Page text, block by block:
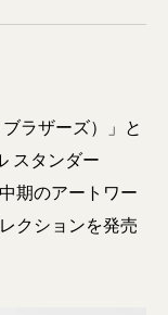
ラザーズ）」と
スタンダー
期のアートワー
クションを発売